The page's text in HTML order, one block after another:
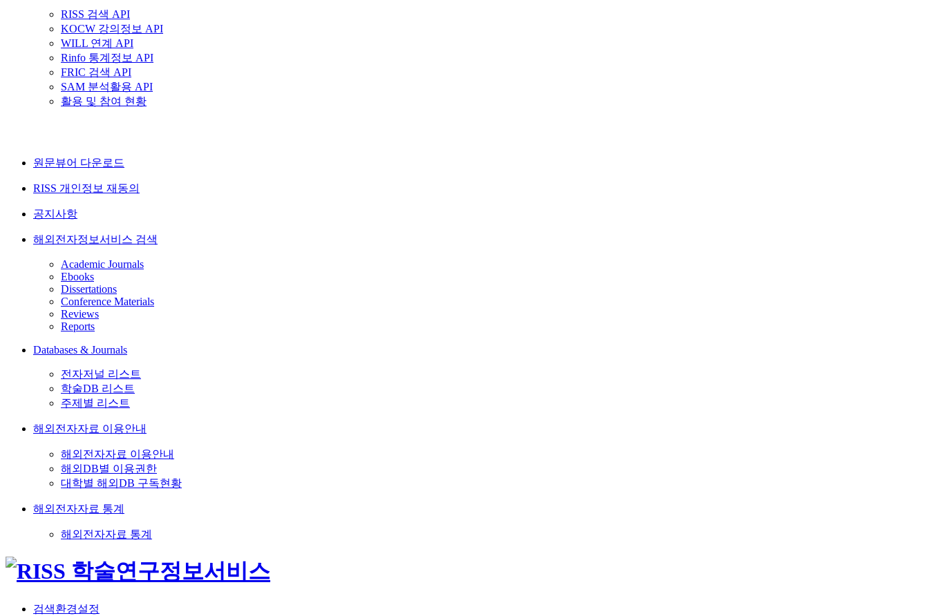
RISS 검색 API
KOCW 강의정보 API
WILL 연계 API
Rinfo 통계정보 API
FRIC 검색 API
SAM 분석활용 API
활용 및 참여 현황
원문뷰어 다운로드
RISS 개인정보 재동의
공지사항
해외전자정보서비스 검색
Academic Journals
Ebooks
Dissertations
Conference Materials
Reviews
Reports
Databases & Journals
전자저널 리스트
학술DB 리스트
주제별 리스트
해외전자자료 이용안내
해외전자자료 이용안내
해외DB별 이용권한
대학별 해외DB 구독현황
해외전자자료 통계
해외전자자료 통계
검색환경설정